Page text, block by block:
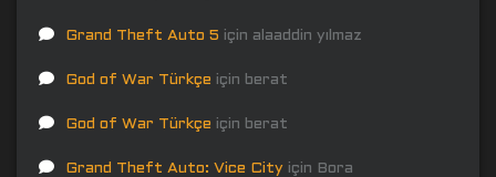
Grand Theft Auto 5 için alaaddin yılmaz
God of War Türkçe için berat
God of War Türkçe için berat
Grand Theft Auto: Vice City için Bora